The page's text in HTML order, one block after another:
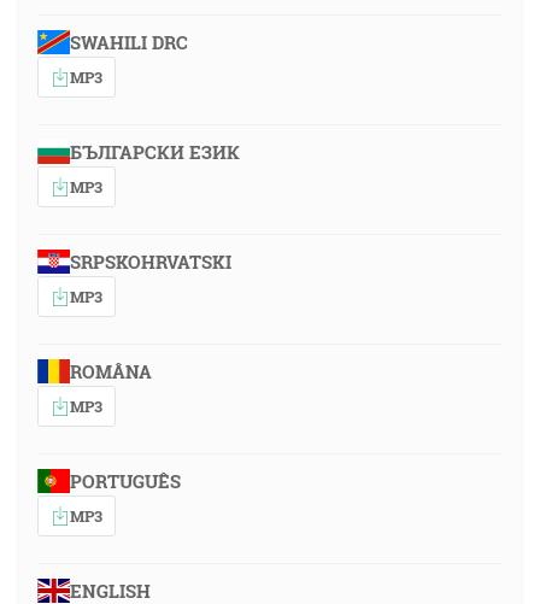
SWAHILI DRC
MP3
БЪЛГАРСКИ ЕЗИК
MP3
SRPSKOHRVATSKI
MP3
ROMÂNA
MP3
PORTUGUÊS
MP3
ENGLISH